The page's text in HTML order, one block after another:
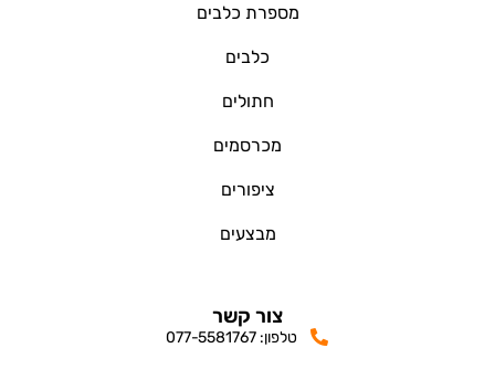
צור קשר
טלפון: 077-5581767
מספרת כלבים
כלבים
חתולים
מכרסמים
ציפורים
מבצעים